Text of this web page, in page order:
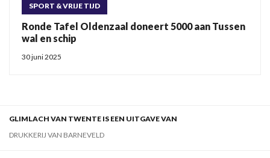
SPORT & VRIJE TIJD
Ronde Tafel Oldenzaal doneert 5000 aan Tussen
wal en schip
30 juni 2025
GLIMLACH VAN TWENTE IS EEN UITGAVE VAN
DRUKKERIJ VAN BARNEVELD